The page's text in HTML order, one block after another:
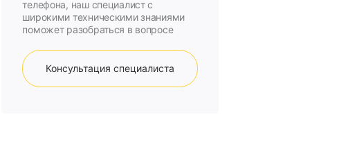
телефона, наш специалист с
широкими техническими знаниями
поможет разобраться в вопросе
Консультация специалиста